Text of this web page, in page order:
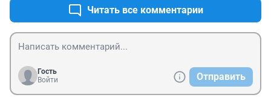
Читать все комментарии
Гость
Войти
Отправить